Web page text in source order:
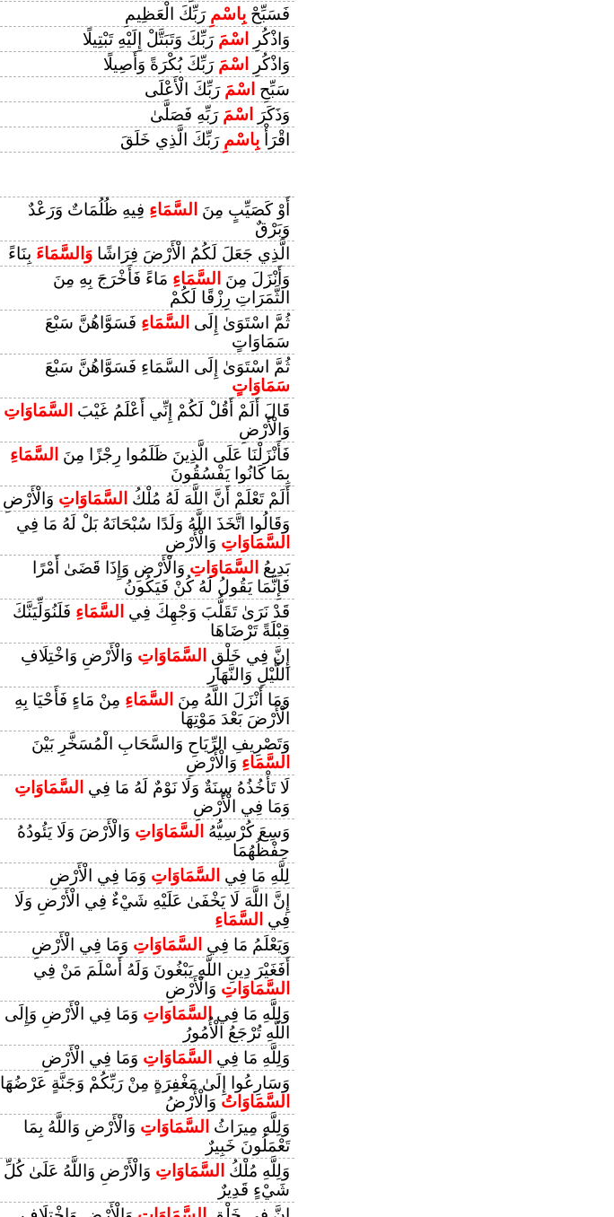
فَسَبِّحْ بِاسْمِ رَبِّكَ الْعَظِيمِ
وَاذْكُرِ اسْمَ رَبِّكَ وَتَبَتَّلْ إِلَيْهِ تَبْتِيلًا
وَاذْكُرِ اسْمَ رَبِّكَ بُكْرَةً وَأَصِيلًا
سَبِّحِ اسْمَ رَبِّكَ الْأَعْلَى
وَذَكَرَ اسْمَ رَبِّهِ فَصَلَّىٰ
اقْرَأْ بِاسْمِ رَبِّكَ الَّذِي خَلَقَ
أَوْ كَصَيِّبٍ مِنَ السَّمَاءِ فِيهِ ظُلُمَاتٌ وَرَعْدٌ
وَبَرْقٌ
الَّذِي جَعَلَ لَكُمُ الْأَرْضَ فِرَاشًا وَالسَّمَاءَ بِنَاءً
وَأَنْزَلَ مِنَ السَّمَاءِ مَاءً فَأَخْرَجَ بِهِ مِنَ
الثَّمَرَاتِ رِزْقًا لَكُمْ
ثُمَّ اسْتَوَىٰ إِلَى السَّمَاءِ فَسَوَّاهُنَّ سَبْعَ
سَمَاوَاتٍ
ثُمَّ اسْتَوَىٰ إِلَى السَّمَاءِ فَسَوَّاهُنَّ سَبْعَ
سَمَاوَاتٍ
قَالَ أَلَمْ أَقُلْ لَكُمْ إِنِّي أَعْلَمُ غَيْبَ السَّمَاوَاتِ
وَالْأَرْضِ
فَأَنْزَلْنَا عَلَى الَّذِينَ ظَلَمُوا رِجْزًا مِنَ السَّمَاءِ
بِمَا كَانُوا يَفْسُقُونَ
أَلَمْ تَعْلَمْ أَنَّ اللَّهَ لَهُ مُلْكُ السَّمَاوَاتِ وَالْأَرْضِ
وَقَالُوا اتَّخَذَ اللَّهُ وَلَدًا سُبْحَانَهُ بَلْ لَهُ مَا فِي
السَّمَاوَاتِ وَالْأَرْضِ
بَدِيعُ السَّمَاوَاتِ وَالْأَرْضِ وَإِذَا قَضَىٰ أَمْرًا
فَإِنَّمَا يَقُولُ لَهُ كُنْ فَيَكُونُ
قَدْ نَرَىٰ تَقَلُّبَ وَجْهِكَ فِي السَّمَاءِ فَلَنُوَلِّيَنَّكَ
قِبْلَةً تَرْضَاهَا
إِنَّ فِي خَلْقِ السَّمَاوَاتِ وَالْأَرْضِ وَاخْتِلَافِ
اللَّيْلِ وَالنَّهَارِ
وَمَا أَنْزَلَ اللَّهُ مِنَ السَّمَاءِ مِنْ مَاءٍ فَأَحْيَا بِهِ
الْأَرْضَ بَعْدَ مَوْتِهَا
وَتَصْرِيفِ الرِّيَاحِ وَالسَّحَابِ الْمُسَخَّرِ بَيْنَ
السَّمَاءِ وَالْأَرْضِ
لَا تَأْخُذُهُ سِنَةٌ وَلَا نَوْمٌ لَهُ مَا فِي السَّمَاوَاتِ
وَمَا فِي الْأَرْضِ
وَسِعَ كُرْسِيُّهُ السَّمَاوَاتِ وَالْأَرْضَ وَلَا يَئُودُهُ
حِفْظُهُمَا
لِلَّهِ مَا فِي السَّمَاوَاتِ وَمَا فِي الْأَرْضِ
إِنَّ اللَّهَ لَا يَخْفَىٰ عَلَيْهِ شَيْءٌ فِي الْأَرْضِ وَلَا
فِي السَّمَاءِ
وَيَعْلَمُ مَا فِي السَّمَاوَاتِ وَمَا فِي الْأَرْضِ
أَفَغَيْرَ دِينِ اللَّهِ يَبْغُونَ وَلَهُ أَسْلَمَ مَنْ فِي
السَّمَاوَاتِ وَالْأَرْضِ
وَلِلَّهِ مَا فِيالسَّمَاوَاتِ وَمَا فِي الْأَرْضِ وَإِلَى
اللَّهِ تُرْجَعُ الْأُمُورُ
وَلِلَّهِ مَا فِي السَّمَاوَاتِ وَمَا فِي الْأَرْضِ
وَسَارِعُوا إِلَىٰ مَغْفِرَةٍ مِنْ رَبِّكُمْ وَجَنَّةٍ عَرْضُهَا
السَّمَاوَاتُ وَالْأَرْضُ
وَلِلَّهِ مِيرَاثُ السَّمَاوَاتِ وَالْأَرْضِ وَاللَّهُ بِمَا
تَعْمَلُونَ خَبِيرٌ
وَلِلَّهِ مُلْكُ السَّمَاوَاتِ وَالْأَرْضِ وَاللَّهُ عَلَىٰ كُلِّ
شَيْءٍ قَدِيرٌ